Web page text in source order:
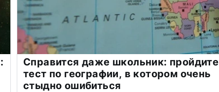
Справится даже школьник: пройдите
тест по географии, в котором очень
стыдно ошибиться